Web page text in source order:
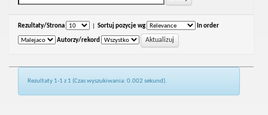
Rezultaty/Strona Sortuj pozycje wg In order
Autorzy/rekord
Rezultaty 1-1 z 1 (Czas wyszukiwania: 0.002 sekund).